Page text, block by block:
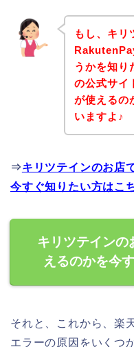
もし、キリ
うかを知り
の公式サイ
が使えるの
いますよ♪
⇒キリツテインのお店
今すぐ知りたい方はこ
キリツテイン
えるのかを今
それと、これから、楽
エラーの原因をいくつ